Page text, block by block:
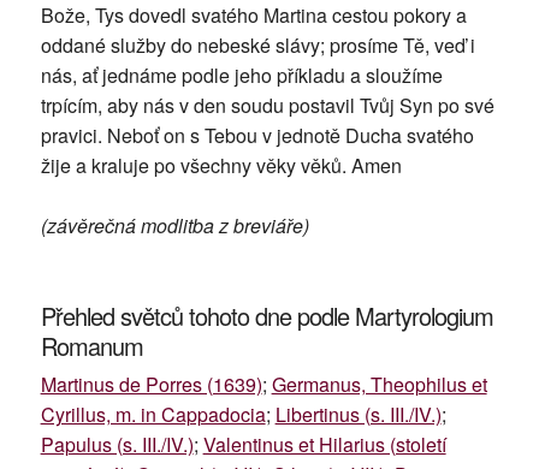
Bože, Tys dovedl svatého Martina cestou pokory a
oddané služby do nebeské slávy; prosíme Tě, veď i
nás, ať jednáme podle jeho příkladu a sloužíme
trpícím, aby nás v den soudu postavil Tvůj Syn po své
pravici. Neboť on s Tebou v jednotě Ducha svatého
žije a kraluje po všechny věky věků. Amen
(závěrečná modlitba z breviáře)
Přehled světců tohoto dne podle Martyrologium
Romanum
Martinus de Porres (1639); Germanus, Theophilus et
Cyrillus, m. in Cappadocia; Libertinus (s. III./IV.);
Papulus (s. III./IV.); Valentinus et Hilarius (století